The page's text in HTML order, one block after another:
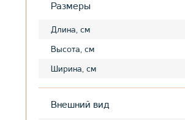
Размеры
Длина, см
Высота, см
Ширина, см
Внешний вид